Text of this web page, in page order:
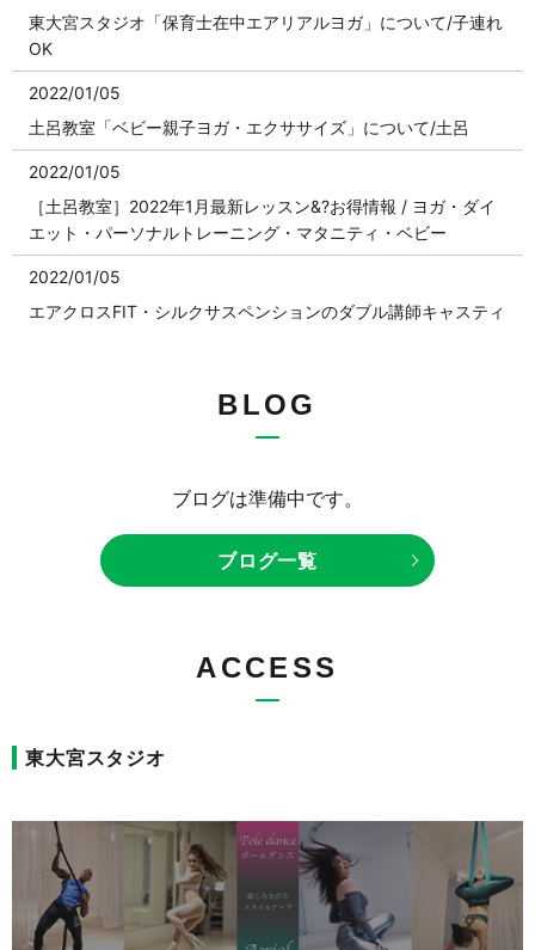
東大宮スタジオ「保育士在中エアリアルヨガ」について/子連れ
OK
2022/01/05
土呂教室「ベビー親子ヨガ・エクササイズ」について/土呂
2022/01/05
［土呂教室］2022年1月最新レッスン&?お得情報 / ヨガ・ダイ
エット・パーソナルトレーニング・マタニティ・ベビー
2022/01/05
エアクロスFIT・シルクサスペンションのダブル講師キャスティ
✨NEW✨毎週(火)キッズ幼児バレエ Sayaka先生 ?✨?新設クラ
ズ・ポールダンス・エアリアルヨガ・マタニティ・ベビー
2022/01/05
習い事デビュー！
2021/04/15
?キッズストリートダンスコースがついにスタート❗️
BLOG
ブログは準備中です。
ブログ一覧
ACCESS
東大宮スタジオ